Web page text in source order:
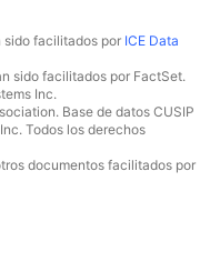
sido facilitados por ICE Data
sido facilitados por FactSet.
Inc.
Base de datos CUSIP
Todos los derechos
documentos facilitados por